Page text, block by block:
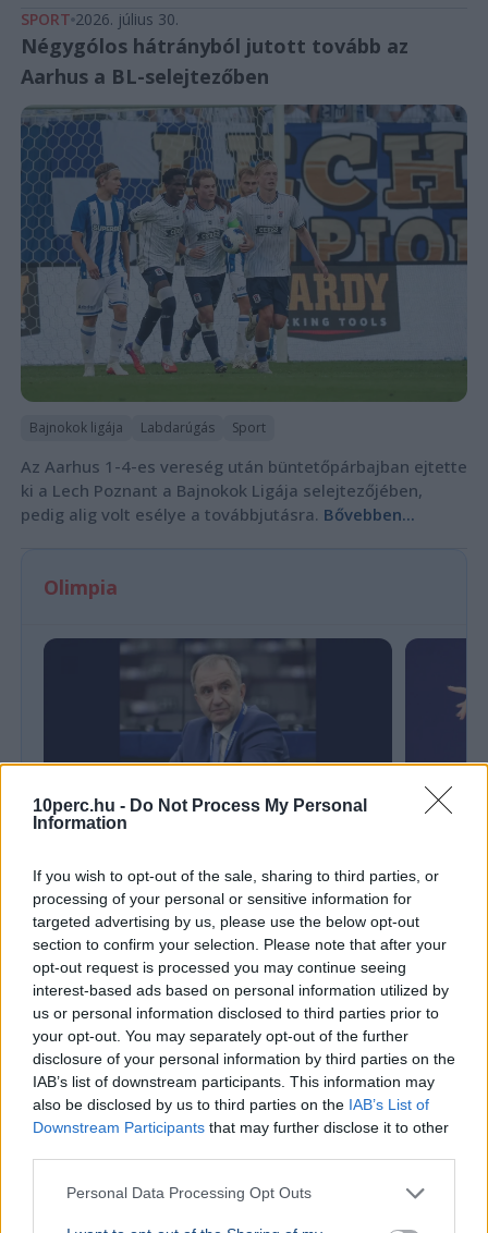
10perc.hu - Do Not Process My Personal
Information
If you wish to opt-out of the sale, sharing to third parties, or
processing of your personal or sensitive information for
targeted advertising by us, please use the below opt-out
section to confirm your selection. Please note that after your
opt-out request is processed you may continue seeing
interest-based ads based on personal information utilized by
us or personal information disclosed to third parties prior to
your opt-out. You may separately opt-out of the further
disclosure of your personal information by third parties on the
IAB’s list of downstream participants. This information may
also be disclosed by us to third parties on the IAB’s List of
Downstream Participants that may further disclose it to other
Personal Data Processing Opt Outs
SPORT 2026. július 30.
Négygólos hátrányból jutott tovább az
Aarhus a BL-selejtezőben
Bajnokok ligája Labdarúgás Sport
Az Aarhus 1-4-es vereség után büntetőpárbajban ejtette
ki a Lech Poznant a Bajnokok Ligája selejtezőjében,
pedig alig volt esélye a továbbjutásra. Bővebben...
Olimpia
Öngyilkos gondolatoktól a parlamentig:
Szekeres Pál veszi át Orbán Balázs
parlamenti mandátumát
Szekeres Pál paralimpiai bajnok veszi át Orbán
Balázs parlamenti mandátumát, miután egy
súlyos autóbaleset kerekesszékbe kényszerítette.
SPORT
óta
SPORT 2026. július 29.
Világbajnok lett a magyar női kardcsapat